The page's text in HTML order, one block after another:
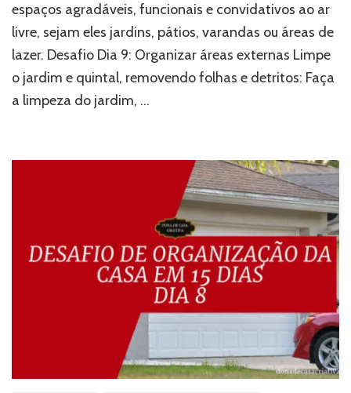
espaços agradáveis, funcionais e convidativos ao ar
livre, sejam eles jardins, pátios, varandas ou áreas de
lazer. Desafio Dia 9: Organizar áreas externas Limpe
o jardim e quintal, removendo folhas e detritos: Faça
a limpeza do jardim, …